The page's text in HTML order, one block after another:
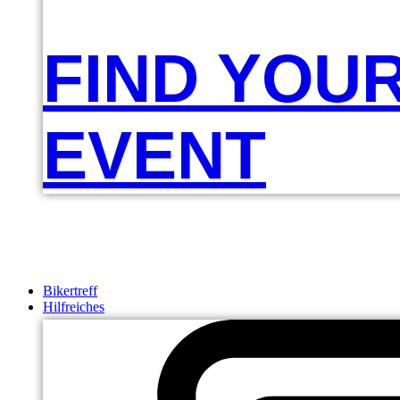
FIND
EVENT
Bikertreff
Hilfreiches